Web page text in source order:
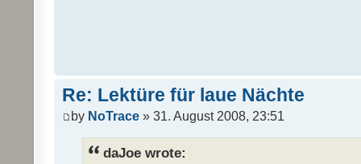
Re: Lektüre für laue Nächte
by NoTrace » 31. August 2008, 23:51
daJoe wrote: